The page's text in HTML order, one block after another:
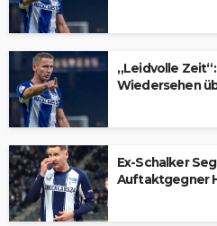
„Leidvolle
Wiedersehen
Ex-Schalker
Auftaktgegner